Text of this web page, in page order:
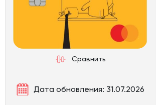
Сравнить
Дата обновления: 31.07.2026